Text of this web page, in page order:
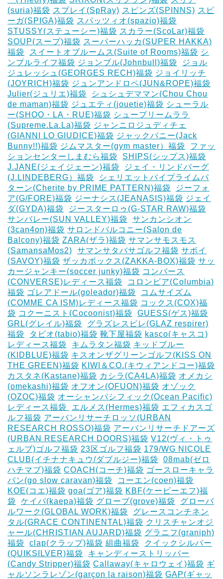
(suria)福袋 スプレイ(SpRay) スピンズ(SPINNS) スピ
ーガ(SPIGA)福袋 スパッツィオ(spazio)福袋
STUSSY(ステューシー)福袋 スカラー(ScoLar)福袋
SOUP(スープ)福袋 スーパーハッカ(SUPER HAKKA)
福袋
スイートオブルームス(Suite of Rooms)福袋 シ
ンプルライフ福袋 ジョンブル(Johnbull)福袋
ジョル
ジュレッシュ(GEORGES RECH)福袋 ジョイリッチ
(JOYRICH)福袋 ジュンアンドロペ(JUN&ROPE)福袋
Julier(ジュリエ)福袋
シュシュデママン(Chou Chou
de maman)福袋 ジュエティ(jouetie)福袋 シューラル
ー(SHOO・LA・RUE)福袋 シュープリームララ
(Supreme.La.La)福袋 ジャンニロジュディチェ
(GIANNI LO GIUDICE)福袋 ジャックバニー(Jack
Bunny!!)福袋 ジムマスター(gym master）福袋
ファッ
ションセンターしまむら福袋
SHIPS(シップス)福袋
J.JANE(ジェイジェーン)福袋
ジェイ・リンドバーグ
(J.LINDEBERG）福袋
シェリエットバイプライムパ
ターン(Cherite by PRIME PATTERN)福袋
ジーフォ
ア(G/FORE)福袋 ジーナシス(JEANASIS)福袋 ジェイ
ダ(GYDA)福袋
ジースターロゥ(G-STAR RAW)福袋
サンバレー(SUN VALLEY)福袋
サンカンシオン
(3can4on)福袋 サロンドバルコニー(Salon de
Balcony)福袋 ZARA(ザラ)福袋 サマンサモスモス
(SamansaMos2)
サマンサタバサゴルフ福袋 サボイ
(SAVOY)福袋 ザッカボックス(ZAKKA-BOX)福袋 サッ
カージャンキー(soccer junky)福袋 コンバース
(CONVERSE)レディース福袋
コロンビア(Columbia)
福袋 ゴレアドール(goleador)福袋
コムサイズム
(COMME CA ISM)レディース福袋 コックス(COX)福
袋 コクーニスト(Cocoonist)福袋
GUESS(ゲス)福袋
GRL(グレイル)福袋
グラズレスピレ(GLAZ respirer)
福袋
タビオ(tabio)福袋 靴下屋福袋 kasco(キャスコ)
レディース福袋
キムラタン福袋 キッドブルー
(KIDBLUE)福袋 キスオンザグリーンゴルフ(KISS ON
THE GREEN)福袋 KIWI＆CO.(キウィアンドコー)福袋
カスタネ(Kastane)福袋 カシラ(CA4LA)福袋 ‎オメカシ
(omekashi)福袋 オフオン(OFUON)福袋 オゾック
(OZOC)福袋 オーシャンパシフィック(Ocean Pacific)
レディース福袋 ‎
エルメス(Hermes)福袋 エフィカスゴ
ルフ福袋 アーバンリサーチロッソ(URBAN
RESEARCH ROSSO)福袋 アーバンリサーチドアーズ
(URBAN RESEARCH DOORS)福袋 V12(ヴィ・トゥ
ェルブ)ゴルフ福袋 23区ゴルフ福袋 179/WG NICOLE
CLUB(イチナナキュウ/ダブルジー)福袋
08mab(ゼロ
ハチマブ)福袋 COACH(コーチ)福袋 ゴースローキャラ
バン(go slow caravan)福袋
コーエン(coen)福袋
KOE(コエ)福袋 goa(ゴア)福袋 KBF(ケービーエフ)福
袋
ケイパ(kaepa)福袋 グローブ(grove)福袋
グローバ
ルワーク(GLOBAL WORK)福袋
グレースコンチネン
タル(GRACE CONTINENTAL)福袋 クリスチャンオジ
ャール(CHRISTIAN AUJARD)福袋 グラニフ(graniph)
福袋
clap(クラップ)福袋 組曲福袋
クイックシルバー
(QUIKSILVER)福袋
キャンディーストリッパー
(Candy Stripper)福袋 Callaway(キャロウェイ)福袋 ギ
ャルソンラレゾン(garçon la raison)福袋 GAP(ギャッ